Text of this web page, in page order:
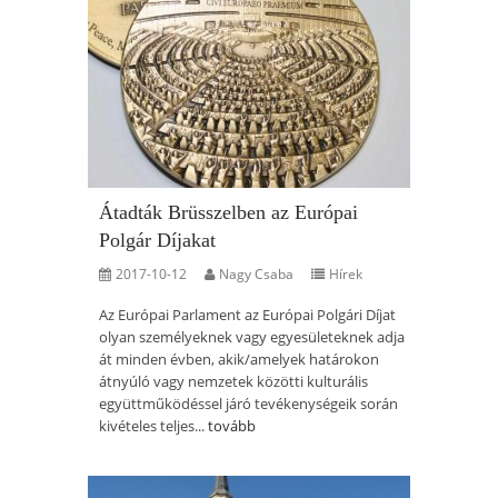
Átadták Brüsszelben az Európai
Polgár Díjakat
2017-10-12 Nagy Csaba Hírek
Az Európai Parlament az Európai Polgári Díjat
olyan személyeknek vagy egyesületeknek adja
át minden évben, akik/amelyek határokon
átnyúló vagy nemzetek közötti kulturális
együttműködéssel járó tevékenységeik során
kivételes teljes...tovább